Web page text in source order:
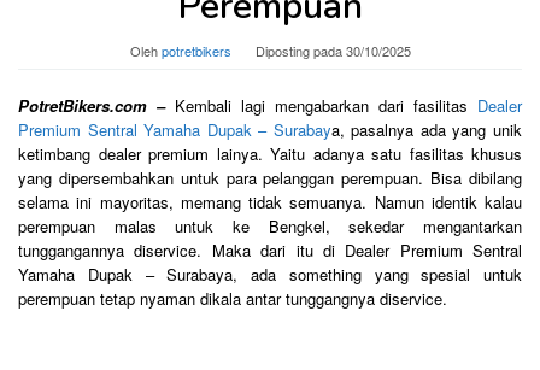
Olehpotretbikers Diposting pada30/10/2025
PotretBikers.com – Kembali lagi mengabarkan dari fasilitas Dealer
Premium Sentral Yamaha Dupak – Surabaya, pasalnya ada yang unik
ketimbang dealer premium lainya. Yaitu adanya satu fasilitas khusus
yang dipersembahkan untuk para pelanggan perempuan. Bisa dibilang
selama ini mayoritas, memang tidak semuanya. Namun identik kalau
perempuan malas untuk ke Bengkel, sekedar mengantarkan
tunggangannya diservice. Maka dari itu di Dealer Premium Sentral
Yamaha Dupak – Surabaya, ada something yang spesial untuk
perempuan tetap nyaman dikala antar tunggangnya diservice.